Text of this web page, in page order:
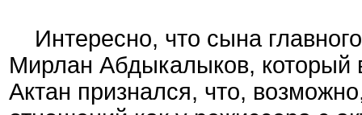
Интересно, что сына
Мирлан Абдыкалыков,
Актан признался, что,